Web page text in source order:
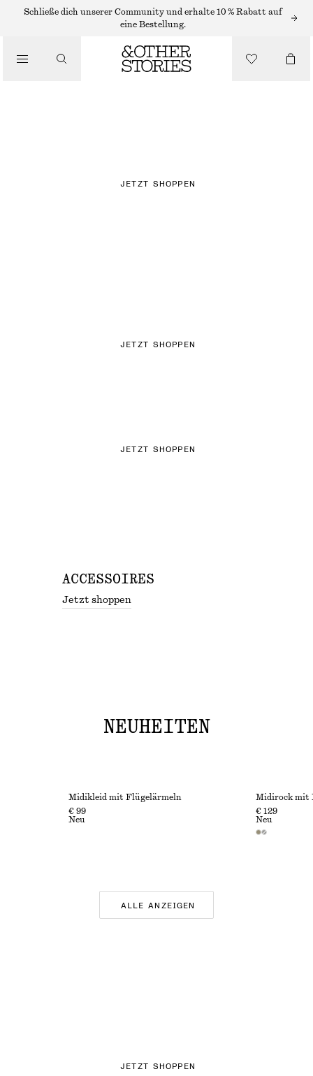
Schließe dich unserer Community und erhalte 10 % Rabatt auf
eine Bestellung.
JETZT SHOPPEN
JETZT SHOPPEN
JETZT SHOPPEN
ACCESSOIRES
Jetzt shoppen
NEUHEITEN
Midikleid mit Flügelärmeln
€ 99
Neu
Midirock mit
€ 129
Neu
ALLE ANZEIGEN
JETZT SHOPPEN